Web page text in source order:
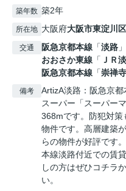
築年数 築2年
所在地 大阪府大阪市東淀川区
交通 阪急京都本線 「淡路
おおさか東線 「 ＪＲ
阪急京都本線 「崇禅寺
備考
ArtizA淡路：阪急京
スーパー「スーパー
368mです。防犯対策
物件です。高層建築
らの物件が好評です
本線淡路付近での賃
しの方はぜひコチラ
い。